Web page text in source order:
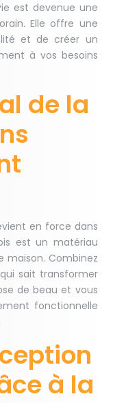
est devenue une
Elle offre une
et de créer un
à vos besoins
de la
en force dans
est un matériau
maison. Combinez
qui sait transformer
de beau et vous
fonctionnelle
à la